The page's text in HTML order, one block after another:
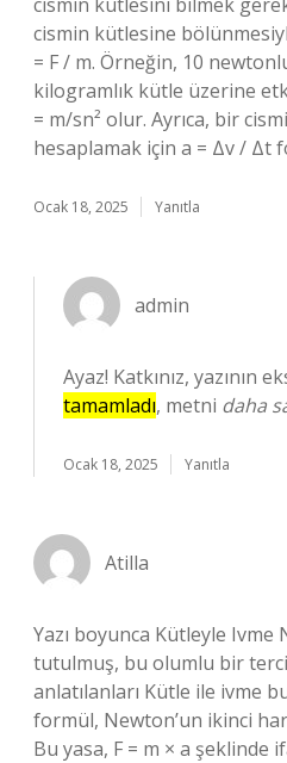
cismin kütlesine
= F / m. Örneğin, 10
kilogramlık kütle üzerine
= m/sn² olur. Ayrıca, bir
hesaplamak için a = Δv / Δt
Ocak 18, 2025 Yanıtla
admin
Ayaz! Katkınız, yazının
tamamladı, metni daha
Ocak 18, 2025 Yanıtla
Atilla
Yazı boyunca Kütleyle Ivme
tutulmuş, bu olumlu bir
anlatılanları Kütle ile ivme
formül, Newton’un ikinci
Bu yasa, F = m × a şeklinde